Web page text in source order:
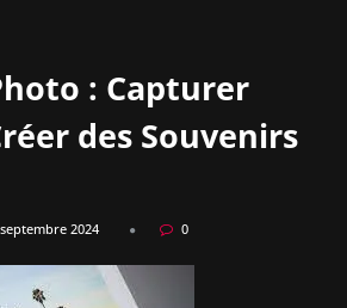
: Capturer
des Souvenirs
2024 0